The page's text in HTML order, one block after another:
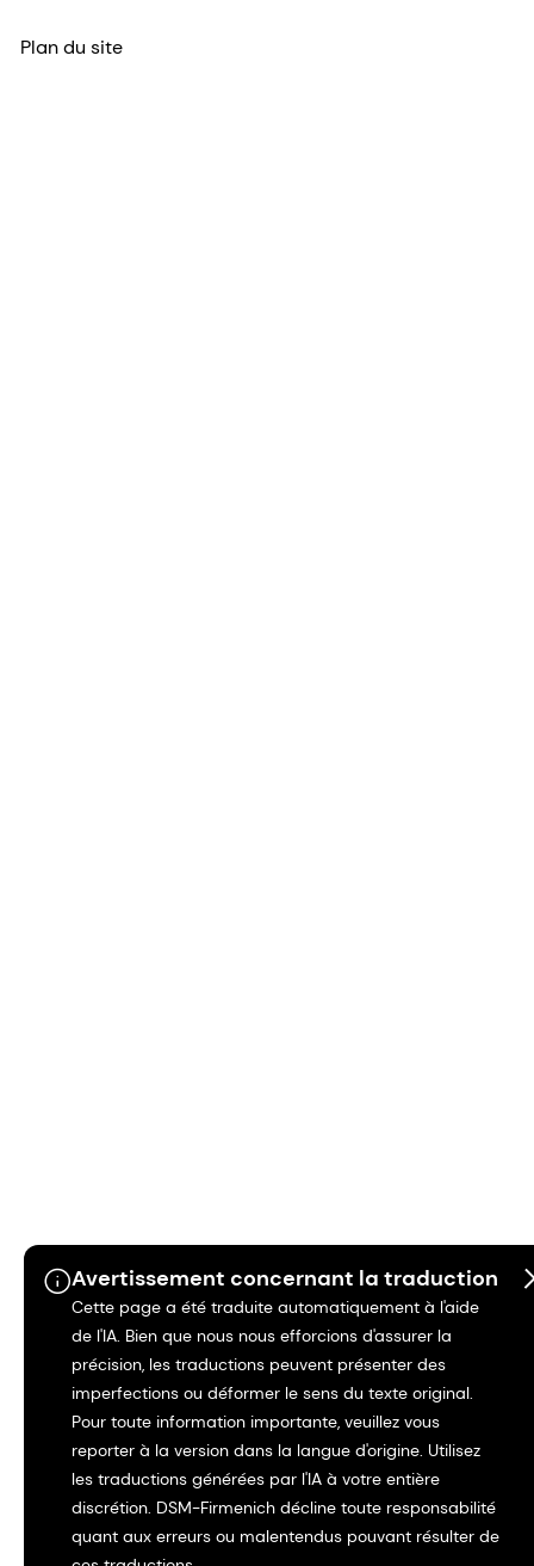
Avertissement concernant la traduction
Cette page a été traduite automatiquement à l'aide
de l'IA. Bien que nous nous efforcions d'assurer la
précision, les traductions peuvent présenter des
imperfections ou déformer le sens du texte original.
Pour toute information importante, veuillez vous
reporter à la version dans la langue d'origine. Utilisez
les traductions générées par l'IA à votre entière
discrétion. DSM-Firmenich décline toute responsabilité
quant aux erreurs ou malentendus pouvant résulter de
Plan du site